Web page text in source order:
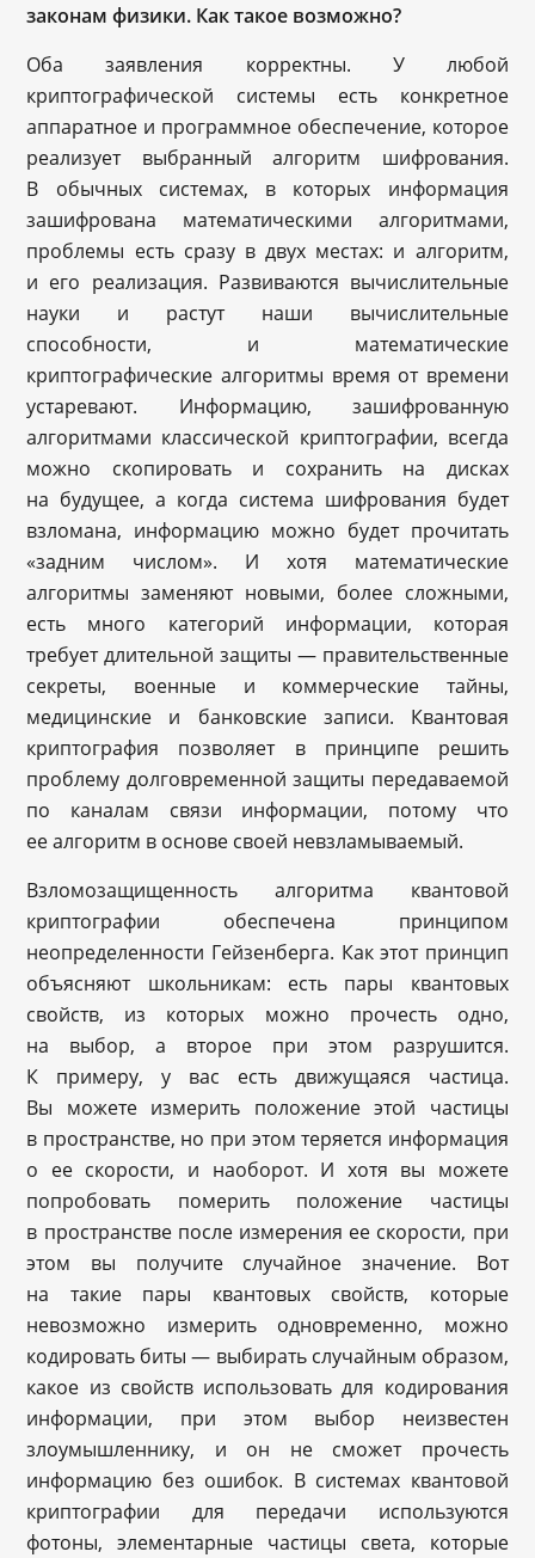
законам физики. Как такое возможно?
Оба заявления корректны. У любой
криптографической системы есть конкретное
аппаратное и программное обеспечение, которое
реализует выбранный алгоритм шифрования.
В обычных системах, в которых информация
зашифрована математическими алгоритмами,
проблемы есть сразу в двух местах: и алгоритм,
и его реализация. Развиваются вычислительные
науки и растут наши вычислительные
способности, и математические
криптографические алгоритмы время от времени
устаревают. Информацию, зашифрованную
алгоритмами классической криптографии, всегда
можно скопировать и сохранить на дисках
на будущее, а когда система шифрования будет
взломана, информацию можно будет прочитать
«задним числом». И хотя математические
алгоритмы заменяют новыми, более сложными,
есть много категорий информации, которая
требует длительной защиты — правительственные
секреты, военные и коммерческие тайны,
медицинские и банковские записи. Квантовая
криптография позволяет в принципе решить
проблему долговременной защиты передаваемой
по каналам связи информации, потому что
ее алгоритм в основе своей невзламываемый.
Взломозащищенность алгоритма квантовой
криптографии обеспечена принципом
неопределенности Гейзенберга. Как этот принцип
объясняют школьникам: есть пары квантовых
свойств, из которых можно прочесть одно,
на выбор, а второе при этом разрушится.
К примеру, у вас есть движущаяся частица.
Вы можете измерить положение этой частицы
в пространстве, но при этом теряется информация
о ее скорости, и наоборот. И хотя вы можете
попробовать померить положение частицы
в пространстве после измерения ее скорости, при
этом вы получите случайное значение. Вот
на такие пары квантовых свойств, которые
невозможно измерить одновременно, можно
кодировать биты — выбирать случайным образом,
какое из свойств использовать для кодирования
информации, при этом выбор неизвестен
злоумышленнику, и он не сможет прочесть
информацию без ошибок. В системах квантовой
криптографии для передачи используются
фотоны, элементарные частицы света, которые